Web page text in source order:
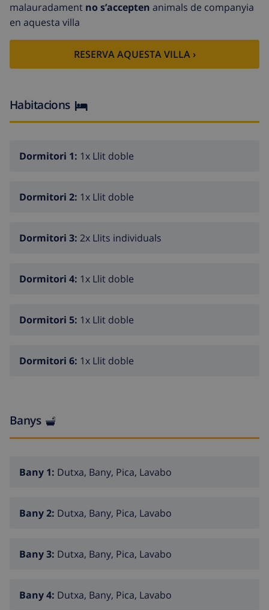
malauradament no s’accepten animals de companyia
en aquesta villa
RESERVA AQUESTA VILLA ›
Habitacions
Dormitori 1: 1x Llit doble
Dormitori 2: 1x Llit doble
Dormitori 3: 2x Llits individuals
Dormitori 4: 1x Llit doble
Dormitori 5: 1x Llit doble
Dormitori 6: 1x Llit doble
Banys
Bany 1: Dutxa, Bany, Pica, Lavabo
Bany 2: Dutxa, Bany, Pica, Lavabo
Bany 3: Dutxa, Bany, Pica, Lavabo
Bany 4: Dutxa, Bany, Pica, Lavabo